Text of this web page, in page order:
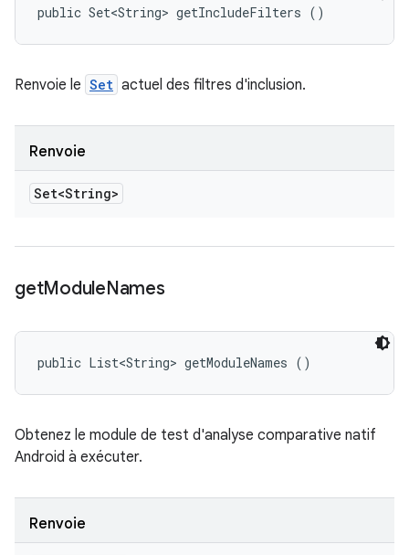
public Set<String> getIncludeFilters ()
Renvoie le Set actuel des filtres d'inclusion.
Renvoie
Set<String>
getModuleNames
public List<String> getModuleNames ()
Obtenez le module de test d'analyse comparative natif
Android à exécuter.
Renvoie